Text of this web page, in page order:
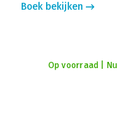
Boek bekijken
Op voorraad |